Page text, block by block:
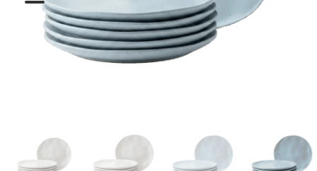
המותגים שלנו
מתנות לחנוכת בית
תשלום